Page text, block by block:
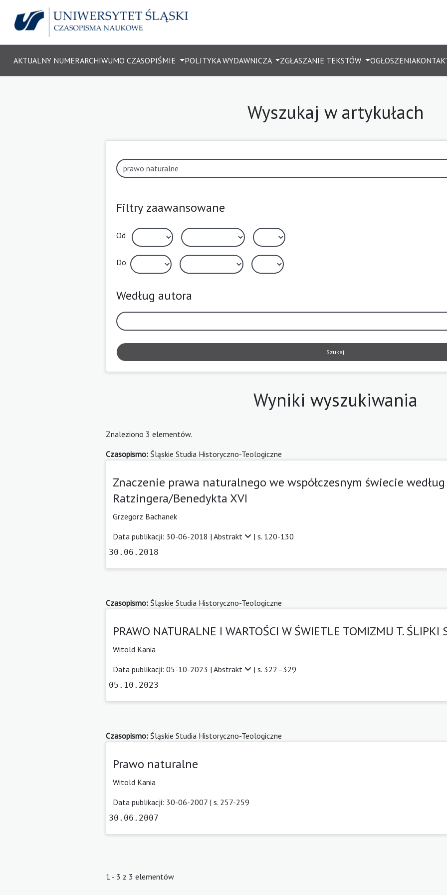
AKTUALNY NUMERARCHIWUMO CZASOPIŚMIE POLITYKA WYDAWNICZA ZGŁASZANIE TEKSTÓW OGŁOSZENIA
Wyszukaj w artykułach
Filtry zaawansowane
Od
Do
Według autora
Szukaj
Wyniki wyszukiwania
Znaleziono 3 elementów.
Czasopismo: Śląskie Studia Historyczno-Teologiczne
Znaczenie prawa naturalnego we współczesnym świecie według
Ratzingera/Benedykta XVI
Grzegorz Bachanek
Data publikacji: 30-06-2018 | Abstrakt | s. 120-130
30.06.2018
Czasopismo: Śląskie Studia Historyczno-Teologiczne
PRAWO NATURALNE I WARTOŚCI W ŚWIETLE TOMIZMU T. ŚLIPKI
Witold Kania
Data publikacji: 05-10-2023 | Abstrakt | s. 322–329
05.10.2023
Czasopismo: Śląskie Studia Historyczno-Teologiczne
Prawo naturalne
Witold Kania
Data publikacji: 30-06-2007 | s. 257-259
30.06.2007
1 - 3 z 3 elementów